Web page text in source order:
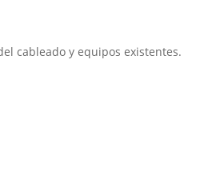
cableado y equipos existentes.